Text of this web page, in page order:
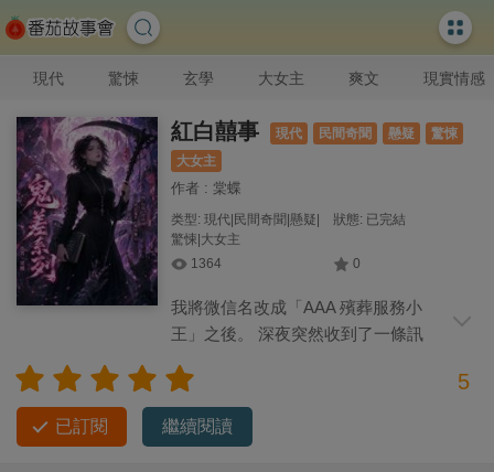
現代 驚悚 玄學 大女主 爽文 現實情感
紅白囍事 現代 民間奇聞 懸疑
驚悚
大女主
作者 : 棠蝶
类型: 現代|民間奇聞|懸疑|
驚悚|大女主
狀態: 已完結
1364 0
我將微信名改成「AAA 殯葬服務小
王」之後。 深夜突然收到了一條訊
送一口棺材。記得穿上紅色長裙，我最喜歡看你穿紅裙了。」
訊息是我前男友發來的。 我以為對方是在開玩笑，其實想跟我
復合。 「要棺材幹嗎？要我給你送葬？」 沒有想到閨蜜得知
5
已訂閱 繼續閱讀